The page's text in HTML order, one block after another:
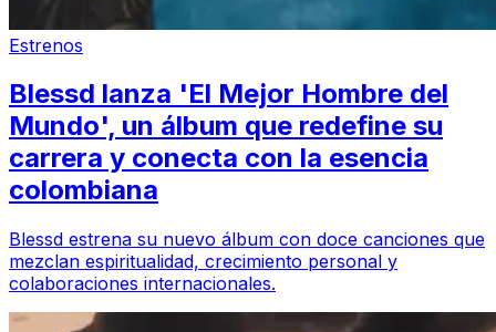
Estrenos
Blessd lanza 'El Mejor Hombre del
Mundo', un álbum que redefine su
carrera y conecta con la esencia
colombiana
Blessd estrena su nuevo álbum con doce canciones que
mezclan espiritualidad, crecimiento personal y
colaboraciones internacionales.